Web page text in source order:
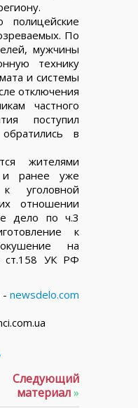
По
мужчины
технику
и системы
отключения
частного
поступил
в
жителями
и ранее уже
уголовной
отношении
дело по ч.3
к
на
ст.158 УК РФ
- newsdelo.com
Следующий
материал»